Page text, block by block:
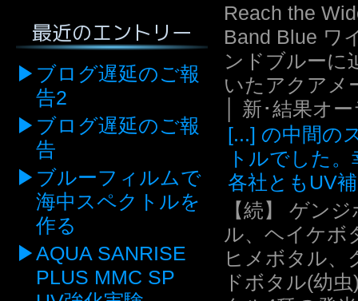
最近のエントリー
ブログ遅延のご報
告2
ブログ遅延のご報
告
ブルーフィルムで
海中スペクトルを
作る
AQUA SANRISE
PLUS MMC SP
Reach the
Band Blue ワ
ンドブルーに
いたアクアメ
│ 新･結果オ
[...] の中間の
トルでした
各社ともUV
【続】 ゲン
ル、ヘイケボ
ヒメボタル、
ドボタル(幼